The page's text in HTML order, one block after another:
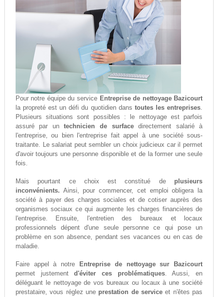
Pour notre équipe du service Entreprise de nettoyage Bazicourt
la propreté est un défi du quotidien dans toutes les entreprises.
Plusieurs situations sont possibles : le nettoyage est parfois
assuré par untechnicien de surfacedirectement salarié à
l'entreprise, ou bien l'entreprise fait appel à une société sous-
traitante. Le salariat peut sembler un choix judicieux car il permet
d'avoir toujours une personne disponible et de la former une seule
fois.
Mais pourtant ce choix est constitué de plusieurs
inconvénients. Ainsi, pour commencer, cet emploi obligera la
société à payer des charges sociales et de cotiser auprès des
organismes sociaux ce qui augmente les charges financières de
l'entreprise. Ensuite, l'entretien des bureaux et locaux
professionnels dépent d'une seule personne ce qui pose un
problème en son absence, pendant ses vacances ou en cas de
maladie.
Faire appel à notre
Entreprise de nettoyage sur Bazicourt
permet justementd'éviter ces problématiques. Aussi, en
déléguant le nettoyage de vos bureaux ou locaux à une société
prestataire, vous réglez une prestation de service et n'êtes pas